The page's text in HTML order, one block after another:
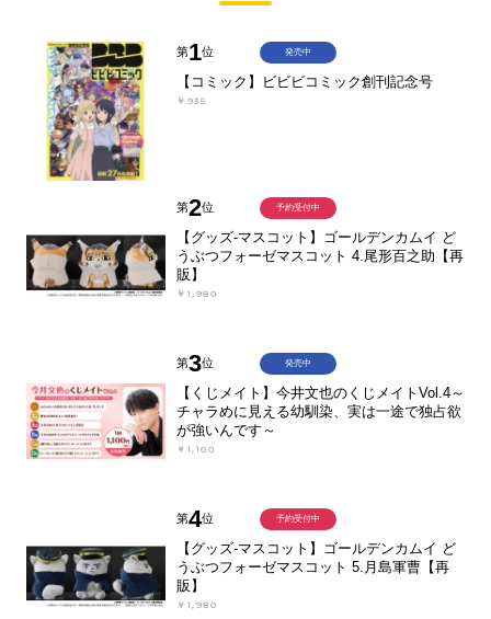
第1位
【コミック】ビビビコミック創刊記念号
￥935
発売中
第2位
【グッズ-マスコット】ゴールデンカムイ ど
うぶつフォーゼマスコット 4.尾形百之助【再
販】
￥1,980
予約受付中
第3位
【くじメイト】今井文也のくじメイトVol.4～
チャラめに見える幼馴染、実は一途で独占欲
が強いんです～
￥1,100
発売中
第4位
【グッズ-マスコット】ゴールデンカムイ ど
うぶつフォーゼマスコット 5.月島軍曹【再
販】
￥1,980
予約受付中